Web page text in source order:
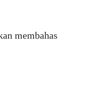
membahas